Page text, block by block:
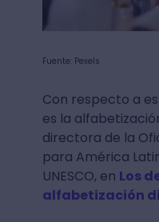
Fuente: Pexels
Con respecto a
es la
directora de la
para América
UNESCO, en Los
alfabetización